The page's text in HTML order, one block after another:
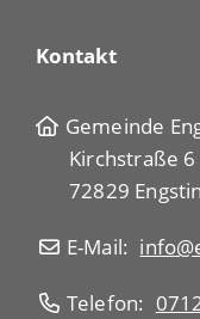
Kontakt
Gemeinde
Kirchstraße 6
72829
E-Mail:
Telefon: